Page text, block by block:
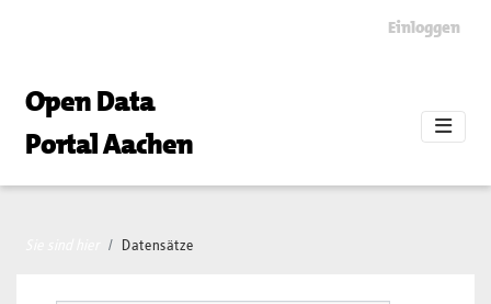
Einloggen
Open Data
Portal Aachen
Datensätze